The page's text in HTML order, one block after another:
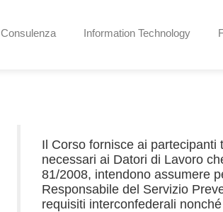
Consulenza Information Technology
Il Corso fornisce ai
necessari ai Datori di Lavoro
81/2008, intendono assumere
Responsabile del Servizio
requisiti interconfederali